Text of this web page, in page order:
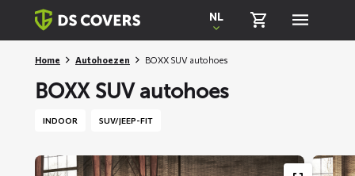
Skiplinks
NL
Home Autohoezen BOXX SUV autohoes
BOXX SUV autohoes
INDOOR SUV/JEEP-FIT